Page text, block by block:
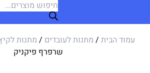
עמוד הבית / מתנות לעובדים / מתנות
שרפרף פיקניק